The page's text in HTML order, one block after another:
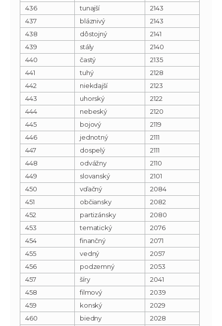
436 tunajší
2143
437
bláznivý
2143
438
dôstojný
2141
439
stály
2140
440
častý
2135
441
tuhý
2128
442
niekdajší
2123
443
uhorský
2122
444
nebeský
2120
445
bojový
2119
446
jednotný
2111
447
dospelý
2111
448
odvážny
2110
449
slovanský
2101
450
vďačný
2084
451
občiansky
2082
452
partizánsky
2080
453
tematický
2076
454
finančný
2071
455
vedný
2057
456
podzemný
2053
457
šíry
2041
458
filmový
2039
459
konský
2029
460
biedny
2028